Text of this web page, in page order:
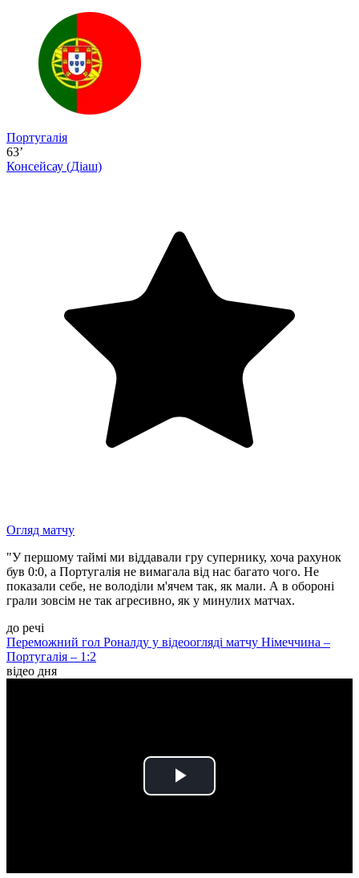
Португалія
63’
Консейсау (Діаш)
Огляд матчу
"У першому таймі ми віддавали гру супернику, хоча рахунок
був 0:0, а Португалія не вимагала від нас багато чого. Не
показали себе, не володіли м'ячем так, як мали. А в обороні
грали зовсім не так агресивно, як у минулих матчах.
до речі
Переможний гол Роналду у відеоогляді матчу Німеччина –
Португалія – 1:2
відео дня
Play